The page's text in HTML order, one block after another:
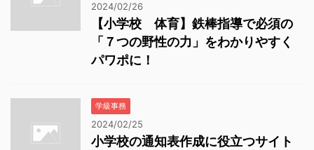
2024/02/26
【小学校 体育】鉄棒指導で必須の
「７つの野性の力」をわかりやすく
パワポに！
学級事務
2024/02/25
小学校の通知表作成に役立つサイト